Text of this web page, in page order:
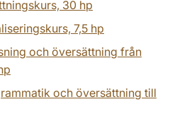
30 hp
7,5 hp
och översättning från
och översättning till